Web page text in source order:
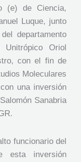
(e) de Ciencia,
Luque, junto
departamento
Oriol
con el fin de
Moleculares
una inversión
Sanabria
funcionario del
esta inversión